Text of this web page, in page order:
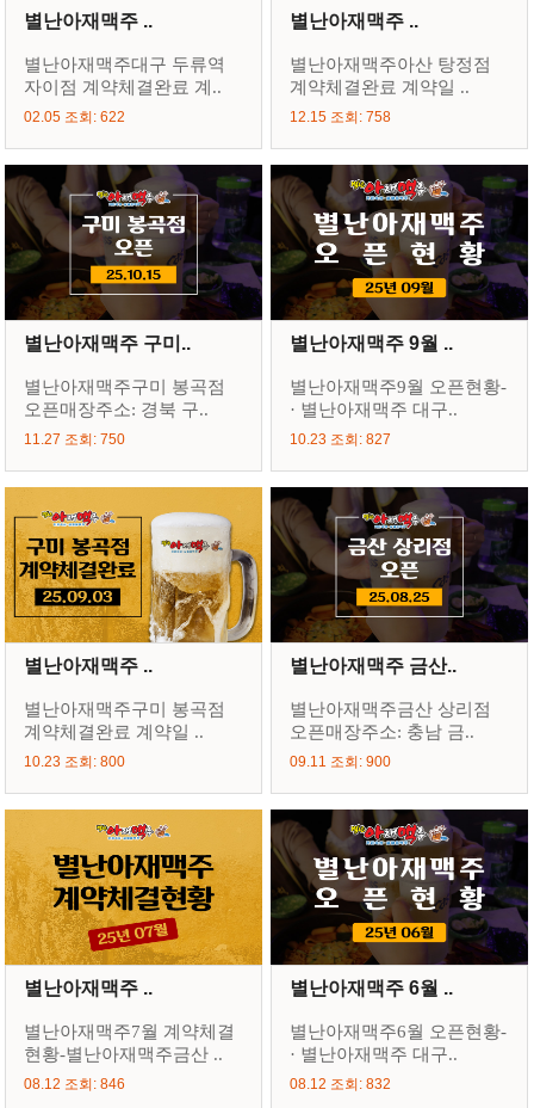
별난아재맥주 ..
별난아재맥주대구 두류역
자이점 계약체결완료 계..
02.05 조회: 622
별난아재맥주 ..
별난아재맥주아산 탕정점
계약체결완료 계약일 ..
12.15 조회: 758
별난아재맥주 구미..
별난아재맥주구미 봉곡점
오픈매장주소: 경북 구..
11.27 조회: 750
별난아재맥주 9월 ..
별난아재맥주9월 오픈현황-
· 별난아재맥주 대구..
10.23 조회: 827
별난아재맥주 ..
별난아재맥주구미 봉곡점
계약체결완료 계약일 ..
10.23 조회: 800
별난아재맥주 금산..
별난아재맥주금산 상리점
오픈매장주소: 충남 금..
09.11 조회: 900
별난아재맥주 ..
별난아재맥주7월 계약체결
현황-별난아재맥주금산 ..
08.12 조회: 846
별난아재맥주 6월 ..
별난아재맥주6월 오픈현황-
· 별난아재맥주 대구..
08.12 조회: 832